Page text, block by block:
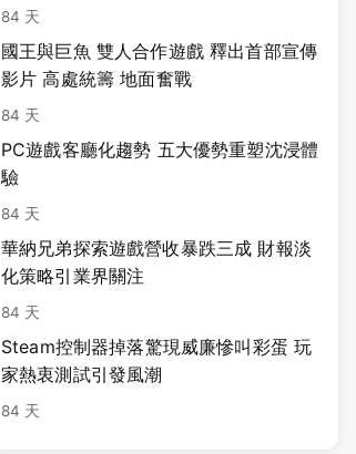
84 天
國王與巨魚 雙人合作遊戲 釋出首部宣傳
影片 高處統籌 地面奮戰
84 天
PC遊戲客廳化趨勢 五大優勢重塑沈浸體
驗
84 天
華納兄弟探索遊戲營收暴跌三成 財報淡
化策略引業界關注
84 天
Steam控制器掉落驚現威廉慘叫彩蛋 玩
家熱衷測試引發風潮
84 天